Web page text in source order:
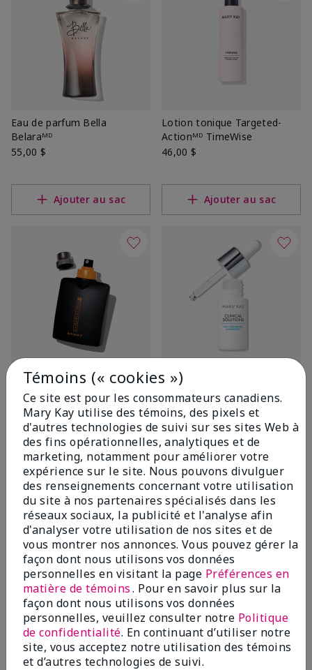
Eau de parfum Bella
Belaraᴹᴰ
55,00 $
Ajouter au sac
Lotion tonique Targeted-
Actionᴹᴰ TimeWise
46,00 $
Ajouter au sac
Eau de Cologne en
atomiseur MK High
Intensityᴹᴰ Sport
55,00 $
Ajouter au sac
Hydratant au HA + Céramide
Mary Kay Clinical Solutionsᴹᴰ
45,00 $
Ajouter au sac
Réducteur de rides au
Resvératrol + C Mary Kay
Clinical Solutionsᴹᴰ
Timbres hydrogel pour les
yeux Mary Kayᴹᴰ
50,00 $
Témoins (« cookies »)
Ce site est pour les consommateurs canadiens.
Mary Kay utilise des témoins, des pixels et
d'autres technologies de suivi sur ses sites Web à
des fins opérationnelles, analytiques et de
marketing, notamment pour améliorer votre
expérience sur le site. Nous pouvons divulguer
des renseignements concernant votre utilisation
du site à nos partenaires spécialisés dans les
réseaux sociaux, la publicité et l'analyse afin
d'analyser votre utilisation de nos sites et de
vous montrer nos annonces. Vous pouvez gérer la
façon dont nous utilisons vos données
personnelles en visitant la page Préférences en
matière de témoins. Pour en savoir plus sur la
façon dont nous utilisons vos données
personnelles, veuillez consulter notre Politique
de confidentialité. En continuant d’utiliser notre
site, vous acceptez notre utilisation des témoins
et d’autres technologies de suivi.